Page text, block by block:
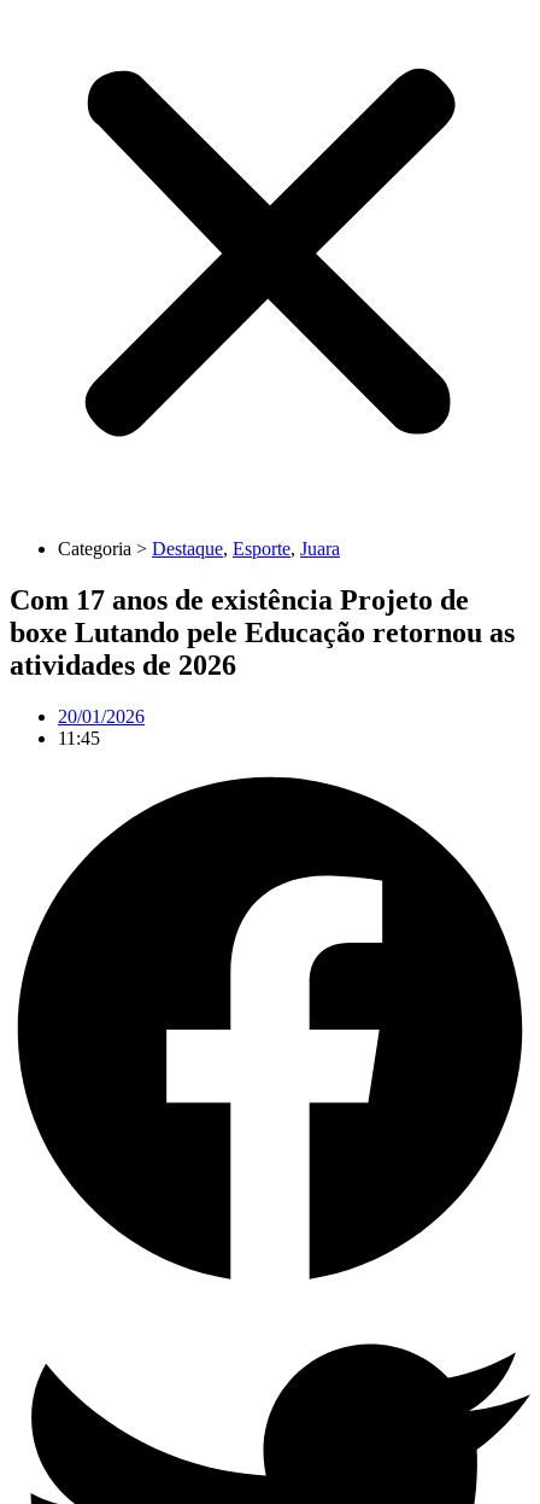
Categoria > Destaque, Esporte, Juara
Com 17 anos de existência Projeto de
boxe Lutando pele Educação retornou as
atividades de 2026
20/01/2026
11:45